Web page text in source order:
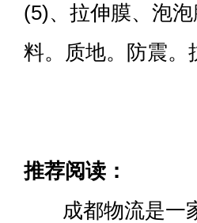
(5)、拉伸膜、泡
料。质地。防震。
推荐阅读：
成都物流是一家